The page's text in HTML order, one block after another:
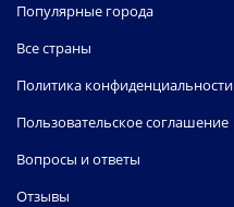
Популярные города
Все страны
Политика конфиденциальности
Пользовательское соглашение
Вопросы и ответы
Отзывы